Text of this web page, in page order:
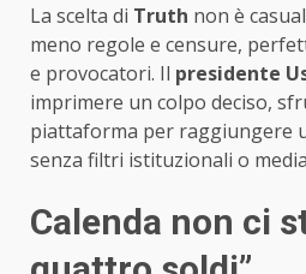
La scelta di Truth non è
meno regole e censure,
e provocatori. Il presidente
imprimere un colpo deciso,
piattaforma per raggiungere
senza filtri istituzionali o
Calenda non ci